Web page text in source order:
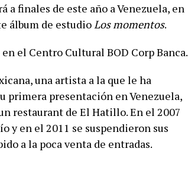
a finales de este año a Venezuela, en
álbum de estudioLos momentos.
el Centro Cultural BOD Corp Banca.
una artista a la que le ha
primera presentación en Venezuela,
restaurant de El Hatillo. En el 2007
y en el 2011 se suspendieron sus
a la poca venta de entradas.